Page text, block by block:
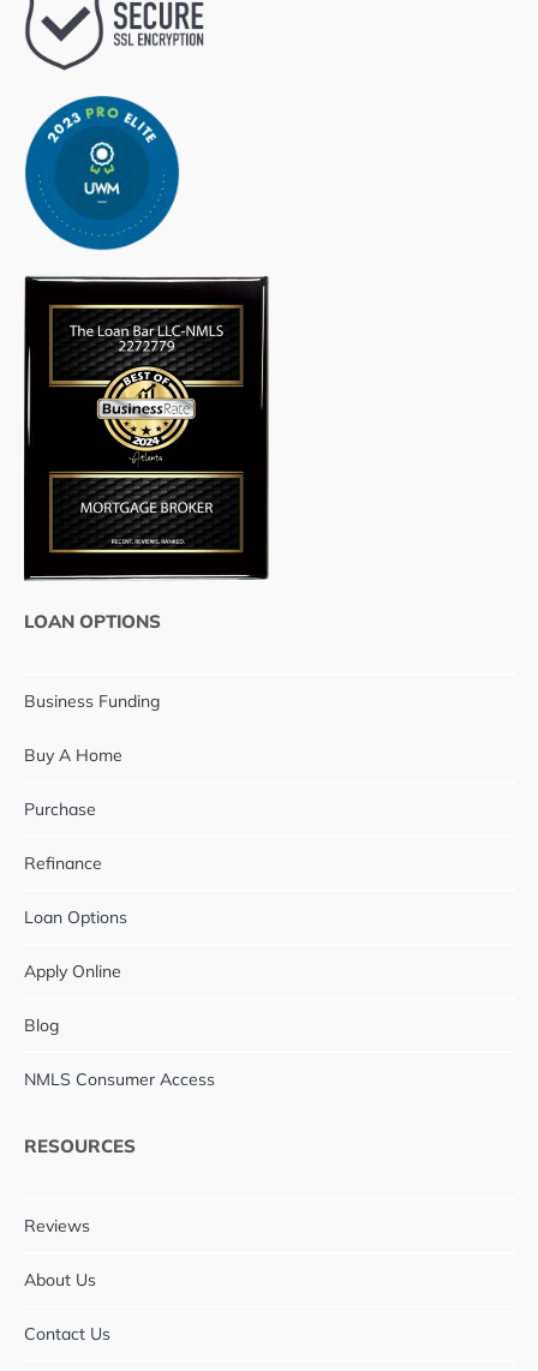
LOAN OPTIONS
Business Funding
Buy A Home
Purchase
Refinance
Loan Options
Apply Online
Blog
NMLS Consumer Access
RESOURCES
Reviews
About Us
Contact Us